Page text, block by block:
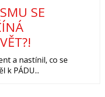
SE
a nastínil, co se
k PÁDU...